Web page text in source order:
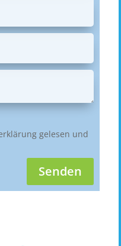
gelesen und
Senden